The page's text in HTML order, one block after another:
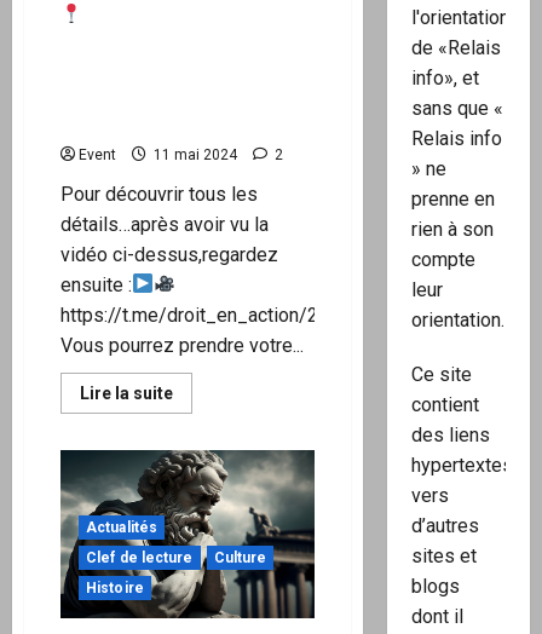
Event 11 mai 2024 2
Pour découvrir tous les
détails…après avoir vu la
vidéo ci-dessus,regardez
ensuite :
https://t.me/droit_en_action/27
Vous pourrez prendre votre...
Lire la suiteEn
savoir
ON
FAIT
QUOI
MAINTENANT
?
L’action
légale,
légitime
et
Actualités
Clef de lecture
Culture
Histoire
l'orientation
de «Relais
info», et
sans que «
Relais info
» ne
prenne en
rien à son
compte
leur
orientation.
Ce site
contient
des liens
hypertextes
vers
d’autres
sites et
blogs
dont il